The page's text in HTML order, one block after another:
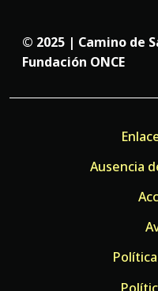
© 2025 | Camino de
Fundación ONCE
Ausencia